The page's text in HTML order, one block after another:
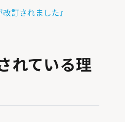
訂されました』
れている理